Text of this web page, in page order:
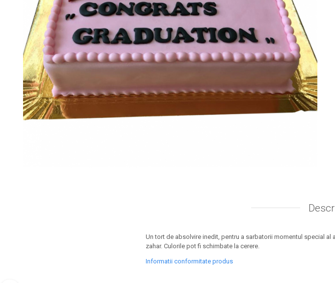
Un tort de absolvire inedit, pentru a sarbatorii momentul special
zahar. Culorile pot fi schimbate la cerere.
Informatii conformitate produs